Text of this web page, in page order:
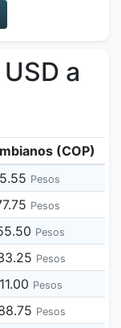
a
(COP)
Pesos
Pesos
Pesos
Pesos
Pesos
Pesos